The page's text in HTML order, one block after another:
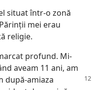
situat într-o zonă
mei erau
religie.
profund. Mi-
aveam 11 ani, am
după-amiaza